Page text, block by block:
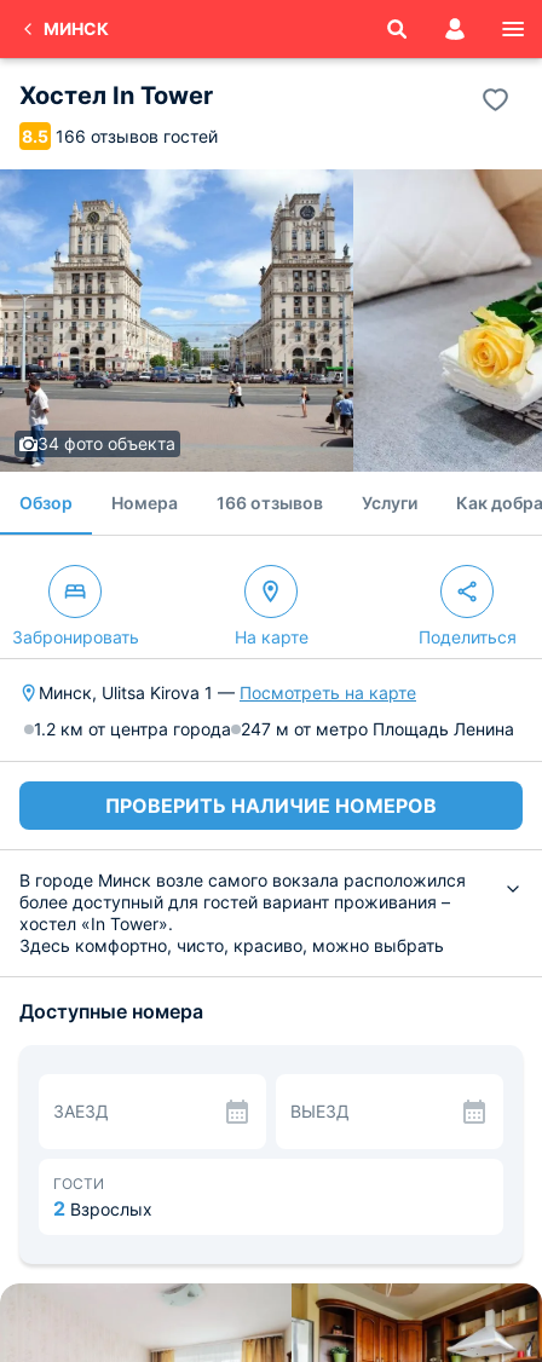
МИНСК
Хостел In Tower
8.5 166 отзывов гостей
34 фото объекта
Обзор Номера 166 отзывов Услуги Как
Забронировать На карте Поделиться
Минск, Ulitsa Kirova 1 — Посмотреть на карте
1.2 км от центра города 247 м от метро Площадь Ленина
ПРОВЕРИТЬ НАЛИЧИЕ НОМЕРОВ
В городе Минск возле самого вокзала расположился
более доступный для гостей вариант проживания –
хостел «In Tower».
Здесь комфортно, чисто, красиво, можно выбрать
двухместные или трехместные апартаменты, также
Можно готовить самостоятельно или же заказывать еду
Удастся насладиться увлекательной экскурсией по
таким достопримечательностям города, как парк Янки
Доступные номера
ЗАЕЗД ВЫЕЗД
ГОСТИ
2 Взрослых